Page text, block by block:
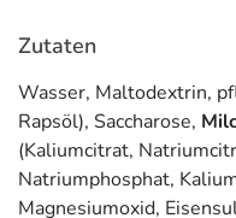
Zutaten
Wasser, Maltodextrin,
Rapsöl), Saccharose,
(Kaliumcitrat,
Natriumphosphat,
Magnesiumoxid,